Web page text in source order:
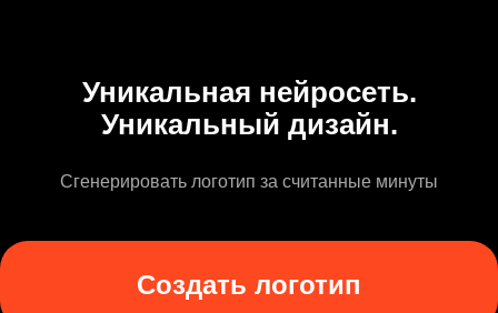
Уникальная нейросеть.
Уникальный дизайн.
Сгенерировать логотип за считанные минуты
Создать логотип